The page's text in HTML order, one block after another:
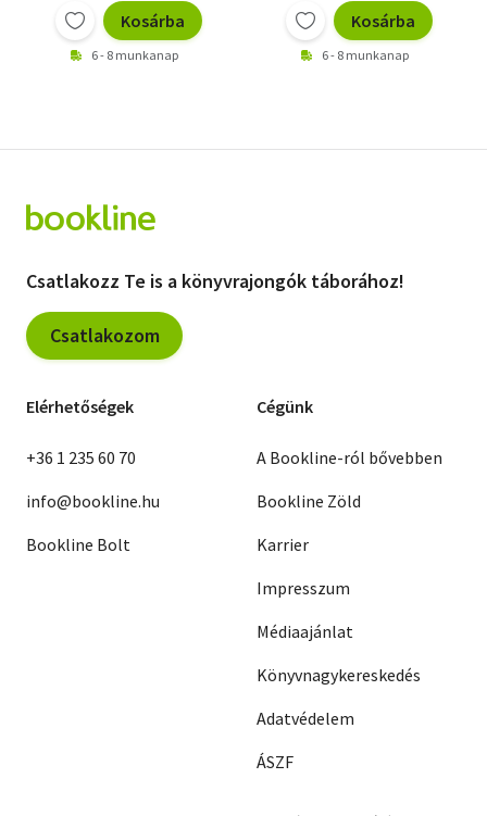
Kosárba
6 - 8 munkanap
Kosárba
6 - 8 munkanap
Csatlakozz Te is a könyvrajongók táborához!
Csatlakozom
Elérhetőségek
+36 1 235 60 70
info@bookline.hu
Bookline Bolt
Cégünk
A Bookline-ról bővebben
Bookline Zöld
Karrier
Impresszum
Médiaajánlat
Könyvnagykereskedés
Adatvédelem
ÁSZF